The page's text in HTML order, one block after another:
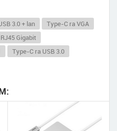
3.0 + lan
Type-C ra VGA
Gigabit
Type-C ra USB 3.0